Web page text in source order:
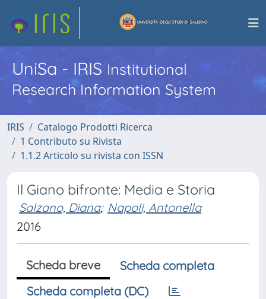
UniSa - IRISInstitutional
Research Information System
IRIS
Catalogo Prodotti Ricerca
1 Contributo su Rivista
1.1.2 Articolo su rivista con ISSN
Il Giano bifronte: Media e Storia
Salzano, Diana; Napoli, Antonella
2016
Scheda breve
Scheda completa
Scheda completa (DC)